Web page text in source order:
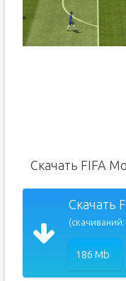
Скачать FIFA
Скачать
(скачиваний:
186 Mb